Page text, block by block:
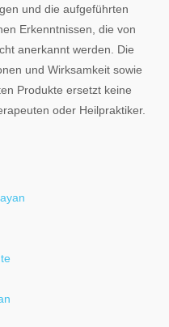
und die aufgeführten
Erkenntnissen, die von
anerkannt werden. Die
und Wirksamkeit sowie
Produkte ersetzt keine
oder Heilpraktiker.